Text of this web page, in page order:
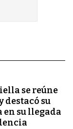
se reúne
destacó su
su llegada